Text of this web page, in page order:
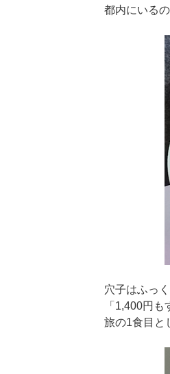
都内にいる
穴子はふっ
「1,400円
旅の1食目と